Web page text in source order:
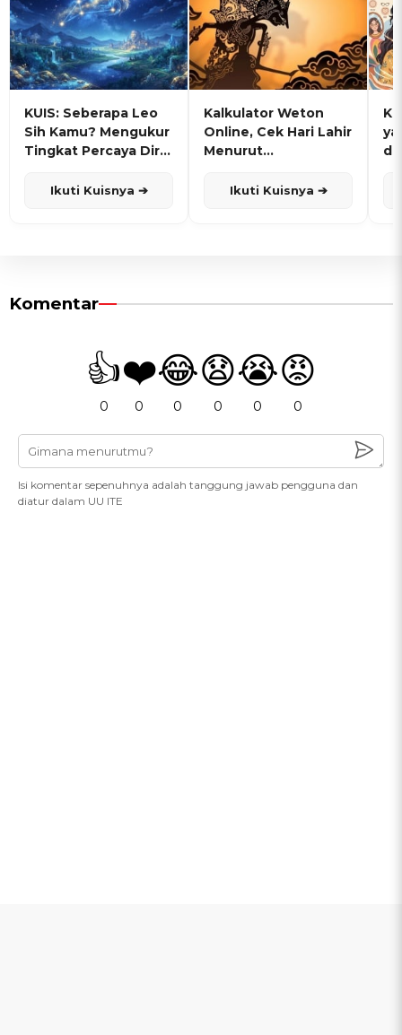
KUIS: Seberapa Leo
Sih Kamu? Mengukur
Tingkat Percaya Diri
Ikuti Kuisnya ➔
Kalkulator Weton
Online, Cek Hari Lahir
Menurut
Ikuti Kuisnya ➔
Komentar
👍
0
❤️
0
😂
0
😧
0
😭
0
😡
0
Isi komentar sepenuhnya adalah tanggung jawab pengguna dan
diatur dalam UU ITE